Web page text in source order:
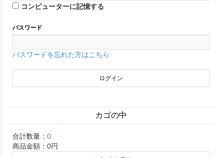
コンピューターに記憶する
パスワード
パスワードを忘れた方はこちら
カゴの中
合計数量： 0
商品金額： 0円